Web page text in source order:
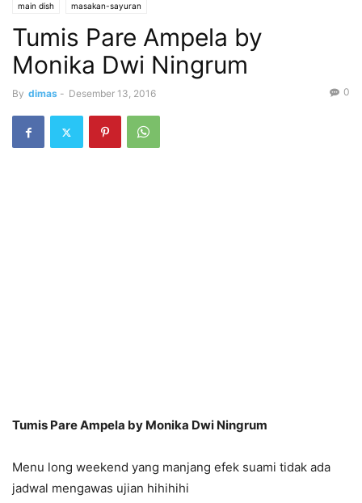
main dish masakan-sayuran
Tumis Pare Ampela by
Monika Dwi Ningrum
By dimas - Desember 13, 2016 0
Tumis Pare Ampela by Monika Dwi Ningrum
Menu long weekend yang manjang efek suami tidak ada
jadwal mengawas ujian hihihihi